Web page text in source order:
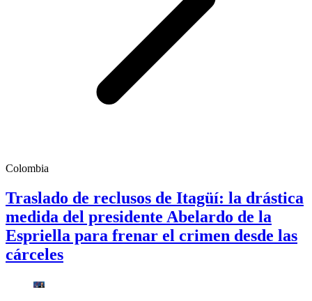
Colombia
Traslado de reclusos de Itagüí: la drástica
medida del presidente Abelardo de la
Espriella para frenar el crimen desde las
cárceles